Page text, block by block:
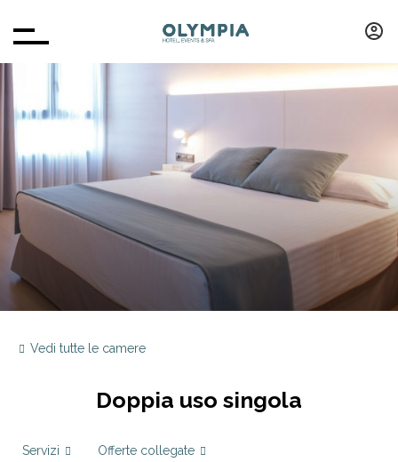
Vedi tutte le camere
Doppia uso singola
Servizi Offerte collegate